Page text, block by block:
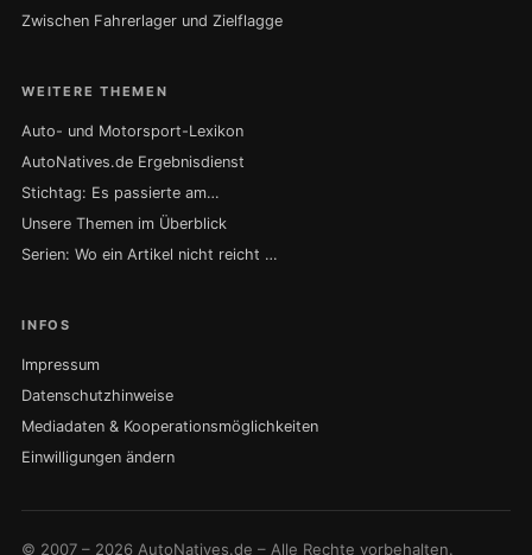
Zwischen Fahrerlager und Zielflagge
WEITERE THEMEN
Auto- und Motorsport-Lexikon
AutoNatives.de Ergebnisdienst
Stichtag: Es passierte am…
Unsere Themen im Überblick
Serien: Wo ein Artikel nicht reicht …
INFOS
Impressum
Datenschutzhinweise
Mediadaten & Kooperationsmöglichkeiten
Einwilligungen ändern
© 2007 – 2026 AutoNatives.de – Alle Rechte vorbehalten.